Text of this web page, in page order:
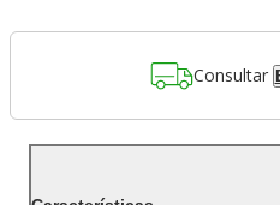
Consultar